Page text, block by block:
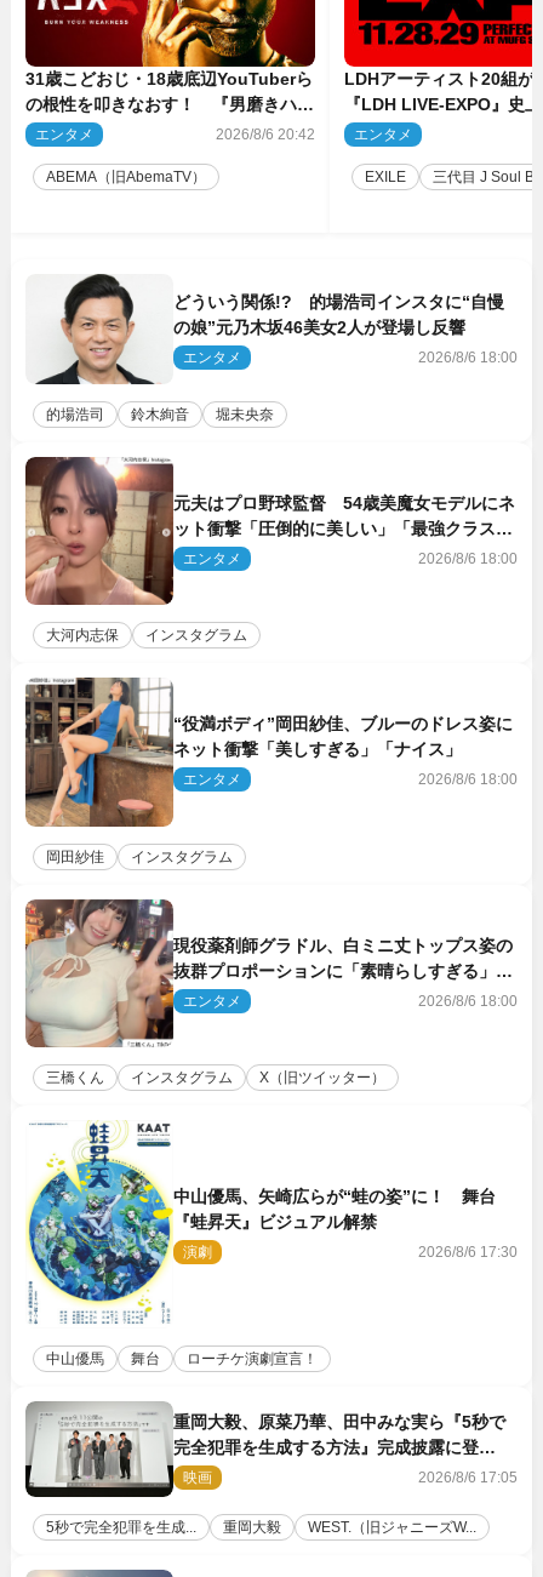
31歳こどおじ・18歳底辺YouTuberら
の根性を叩きなおす！ 『男磨きハウ
ス』第2弾コーチ陣発表
エンタメ 2026/8/6 20:42
ABEMA（旧AbemaTV）
LDHアーティスト20組
『LDH LIVE‐EXPO』史
技場で開催決定
エンタメ
EXILE 三代目 J Soul
どういう関係!? 的場浩司インスタに“自慢
の娘”元乃木坂46美女2人が登場し反響
エンタメ 2026/8/6 18:00
的場浩司 鈴木絢音 堀未央奈
元夫はプロ野球監督 54歳美魔女モデルにネ
ット衝撃「圧倒的に美しい」「最強クラス」
「うっとり」
エンタメ 2026/8/6 18:00
大河内志保 インスタグラム
“役満ボディ”岡田紗佳、ブルーのドレス姿に
ネット衝撃「美しすぎる」「ナイス」
エンタメ 2026/8/6 18:00
岡田紗佳 インスタグラム
現役薬剤師グラドル、白ミニ丈トップス姿の
抜群プロポーションに「素晴らしすぎる」
「すっっっご！」とネット絶賛
エンタメ 2026/8/6 18:00
三橋くん インスタグラム X（旧ツイッター）
中山優馬、矢崎広らが“蛙の姿”に！ 舞台
『蛙昇天』ビジュアル解禁
演劇 2026/8/6 17:30
中山優馬 舞台 ローチケ演劇宣言！
重岡大毅、原菜乃華、田中みな実ら『5秒で
完全犯罪を生成する方法』完成披露に登
壇！ それぞれのAI活用術も発表
映画 2026/8/6 17:05
5秒で完全犯罪を生成... 重岡大毅 WEST.（旧ジャニーズW...